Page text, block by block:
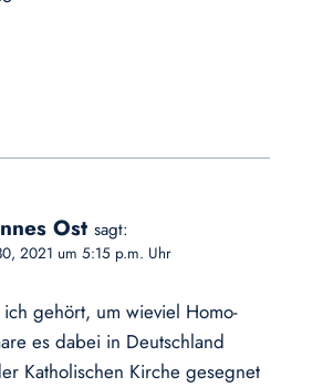
Ost sagt:
2021 um 5:15 p.m. Uhr
gehört, um wieviel Homo-
es dabei in Deutschland
Katholischen Kirche gesegnet